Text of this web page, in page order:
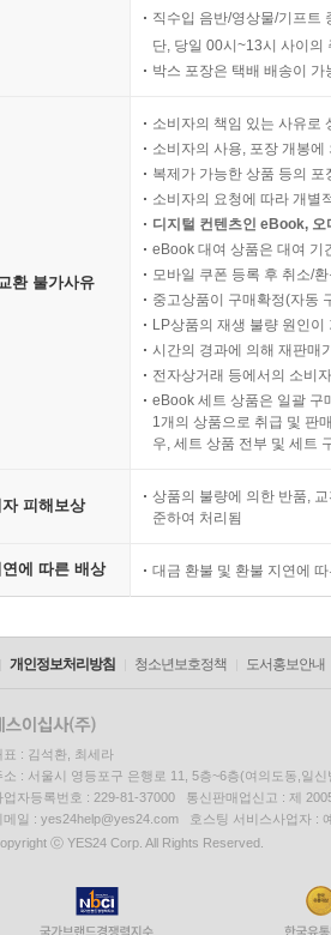
직수입 음반/영상물/기프트
단, 당일 00시~13시 사이의
박스 포장은 택배 배송이
환 불가사유
소비자의 책임 있는 사유로
소비자의 사용, 포장 개봉
복제가 가능한 상품 등의
소비자의 요청에 따라 개별
디지털 컨텐츠인 eBook,
eBook 대여 상품은 대여 기
모바일 쿠폰 등록 후 취소/
중고상품이 구매확정(자동
LP상품의 재생 불량 원인
시간의 경과에 의해 재판매
전자상거래 등에서의 소비
eBook 세트 상품은 일괄 구
1개의 상품으로 취급 및 판
우, 세트 상품 전부 및 세트
자 피해보상
상품의 불량에 의한 반품,
준하여 처리됨
에 따른 배상 대금 환불 및 환불 지연에
개인정보처리방침 청소년보호정책 도서홍보안내
표 : 김석환, 최세라
소 : 서울시 영등포구 은행로 11, 5층~6층(여의도동,일신
업자등록번호 : 229-81-37000 통신판매업신고 : 제
메일 : yes24help@yes24.com 호스팅 서비스사업자 :
ⓒ YES24 Corp. All Rights Reserved.